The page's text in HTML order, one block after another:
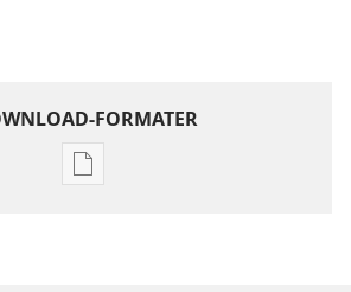
FORMATER
Indstillinger